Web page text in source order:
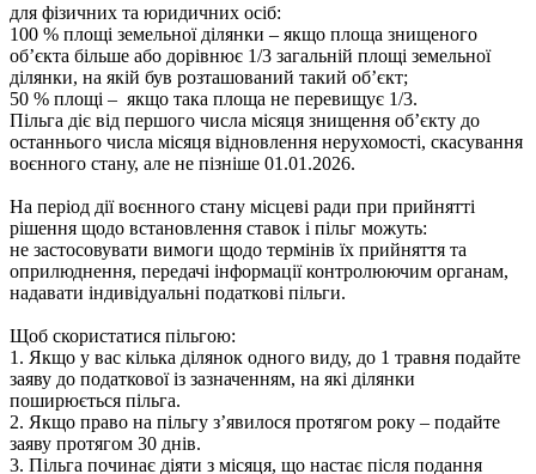
для фізичних та юридичних осіб:
100 % площі земельної ділянки – якщо площа знищеного
об’єкта більше або дорівнює 1/3 загальній площі земельної
ділянки, на якій був розташований такий об’єкт;
50 % площі – якщо така площа не перевищує 1/3.
Пільга діє від першого числа місяця знищення об’єкту до
останнього числа місяця відновлення нерухомості, скасування
воєнного стану, але не пізніше 01.01.2026.
На період дії воєнного стану місцеві ради при прийнятті
рішення щодо встановлення ставок і пільг можуть:
не застосовувати вимоги щодо термінів їх прийняття та
оприлюднення, передачі інформації контролюючим органам,
надавати індивідуальні податкові пільги.
Щоб скористатися пільгою:
1. Якщо у вас кілька ділянок одного виду, до 1 травня подайте
заяву до податкової із зазначенням, на які ділянки
поширюється пільга.
2. Якщо право на пільгу з’явилося протягом року – подайте
заяву протягом 30 днів.
3. Пільга починає діяти з місяця, що настає після подання